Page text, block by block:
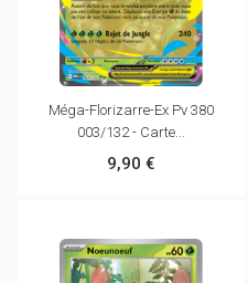
Méga-Florizarre-Ex Pv 380
003/132 - Carte...
9,90 €